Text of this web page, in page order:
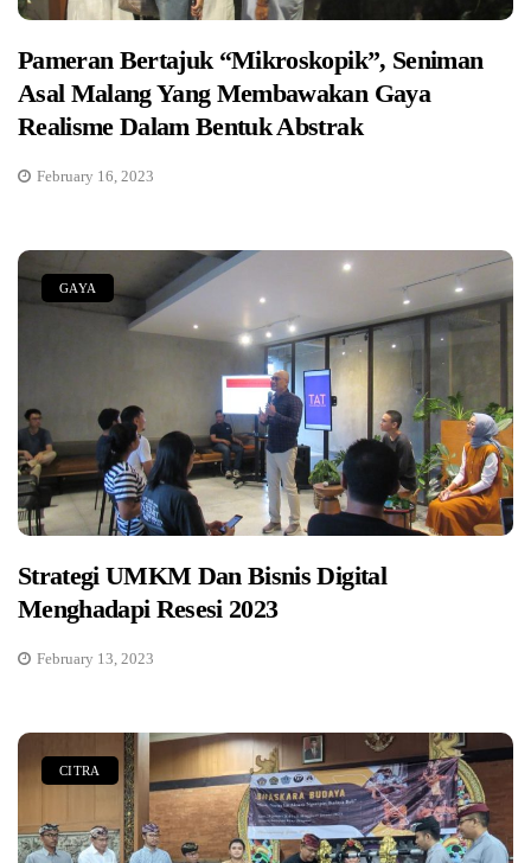
Pameran Bertajuk “Mikroskopik”, Seniman
Asal Malang Yang Membawakan Gaya
Realisme Dalam Bentuk Abstrak
February 16, 2023
GAYA
Strategi UMKM Dan Bisnis Digital
Menghadapi Resesi 2023
February 13, 2023
CITRA